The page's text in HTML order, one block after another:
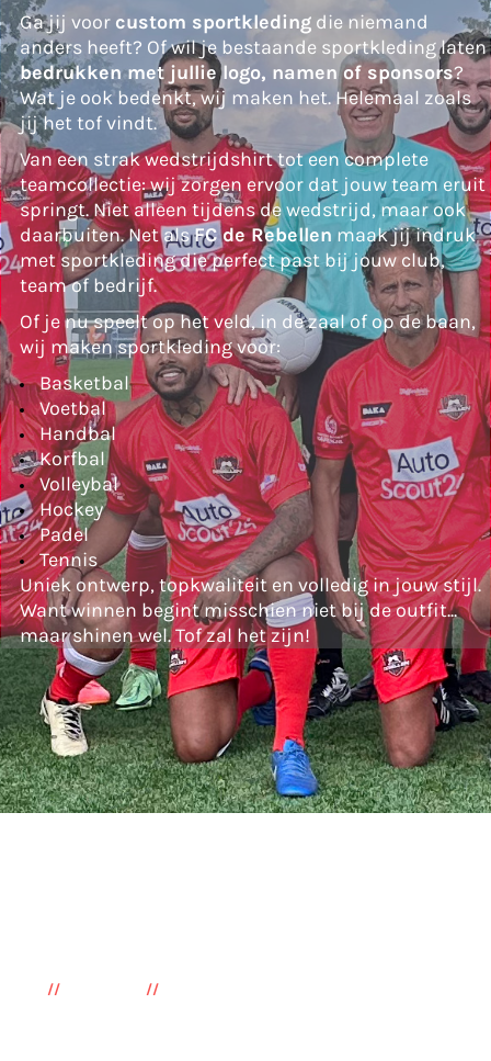
Ga jij voor custom sportkledingdie niemand
anders heeft? Of wil je bestaande sportkleding laten
bedrukken met jullie logo, namen of sponsors?
Wat je ook bedenkt, wij maken het. Helemaal zoals
jij het tof vindt.
Van een strak wedstrijdshirt tot een complete
teamcollectie: wij zorgen ervoor dat jouw team eruit
springt. Niet alleen tijdens de wedstrijd, maar ook
daarbuiten. Net alsFC de Rebellen maak jij indruk
met sportkleding die perfect past bij jouw club,
team of bedrijf.
Of je nu speelt op het veld, in de zaal of op de baan,
wij maken sportkleding voor:
Basketbal
Voetbal
Handbal
Korfbal
Volleybal
Hockey
Padel
Tennis
Uniek ontwerp, topkwaliteit en volledig in jouw stijl.
Want winnen begint misschien niet bij de outfit...
maar shinen wel. Tof zal het zijn!
// //